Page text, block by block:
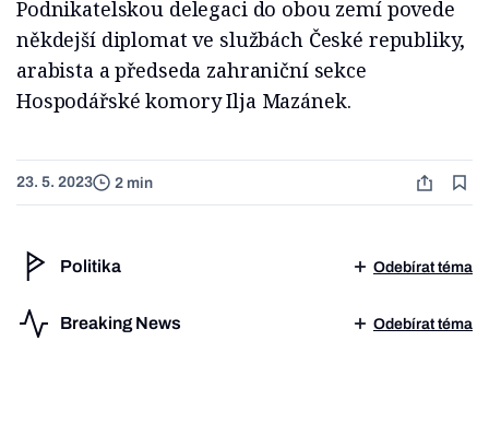
Podnikatelskou delegaci do obou zemí povede
někdejší diplomat ve službách České republiky,
arabista a předseda zahraniční sekce
Hospodářské komory Ilja Mazánek.
23. 5. 2023 2 min
Politika Odebírat téma
Breaking News Odebírat téma